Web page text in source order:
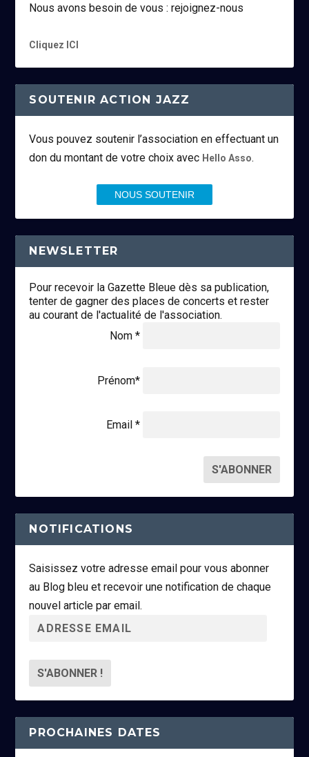
Nous avons besoin de vous : rejoignez-nous
Cliquez ICI
SOUTENIR ACTION JAZZ
Vous pouvez soutenir l’association en effectuant un
don du montant de votre choix avec Hello Asso.
NOUS SOUTENIR
NEWSLETTER
Pour recevoir la Gazette Bleue dès sa publication,
tenter de gagner des places de concerts et rester
au courant de l'actualité de l'association.
Nom *
Prénom*
Email *
NOTIFICATIONS
Saisissez votre adresse email pour vous abonner
au Blog bleu et recevoir une notification de chaque
nouvel article par email.
r
s
s
e
PROCHAINES DATES